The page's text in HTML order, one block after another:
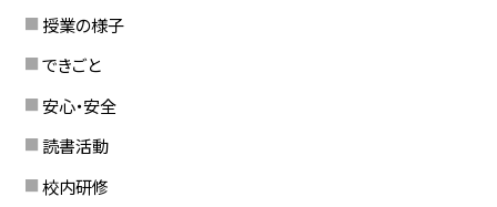
授業の様子
できごと
安心・安全
読書活動
校内研修